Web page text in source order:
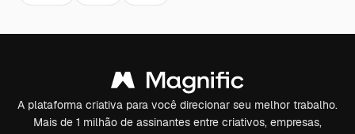
A plataforma criativa para você direcionar seu melhor trabalho.
Mais de 1 milhão de assinantes entre criativos, empresas,